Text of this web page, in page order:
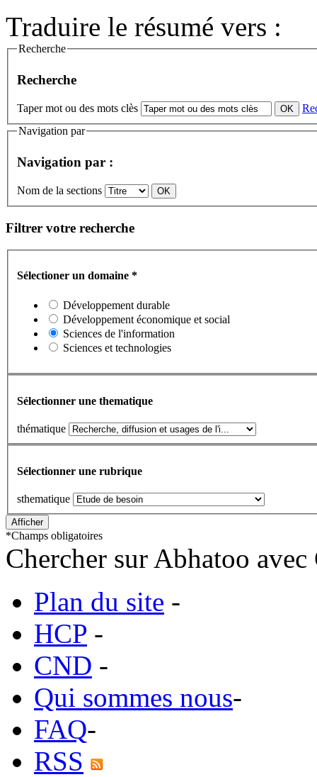
Traduire le résumé vers :
Recherche
Recherche
Taper mot ou des mots clès
Navigation par
Navigation par :
Nom de la sections
Filtrer votre recherche
Sélectioner un domaine *
Développement durable
Développement économique et social
Sciences de l'information
Sciences et technologies
Sélectionner une thematique
thématique
Sélectionner une rubrique
sthematique
*Champs obligatoires
Chercher sur Abhatoo
Plan du site -
HCP -
CND -
Qui sommes nous-
FAQ-
RSS